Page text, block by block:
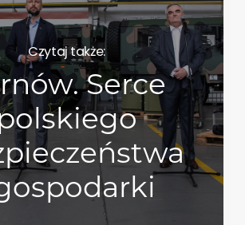
Czytaj także:
Serce